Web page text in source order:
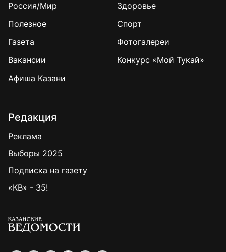
Россия/Мир
Здоровье
Полезное
Спорт
Газета
Фотогалереи
Вакансии
Конкурс «Мой Тукай»
Афиша Казани
Редакция
Реклама
Выборы 2025
Подписка на газету
«КВ» - 35!